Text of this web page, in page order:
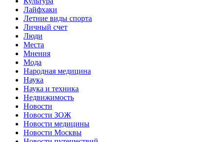
Лайфхаки
Летние виды спорта
Личный счет
Люди
Места
Мнения
Мода
Народная медицина
Наука
Наука и техника
Недвижимость
Новости
Новости ЗОЖ
Новости медицины
Новости Москвы